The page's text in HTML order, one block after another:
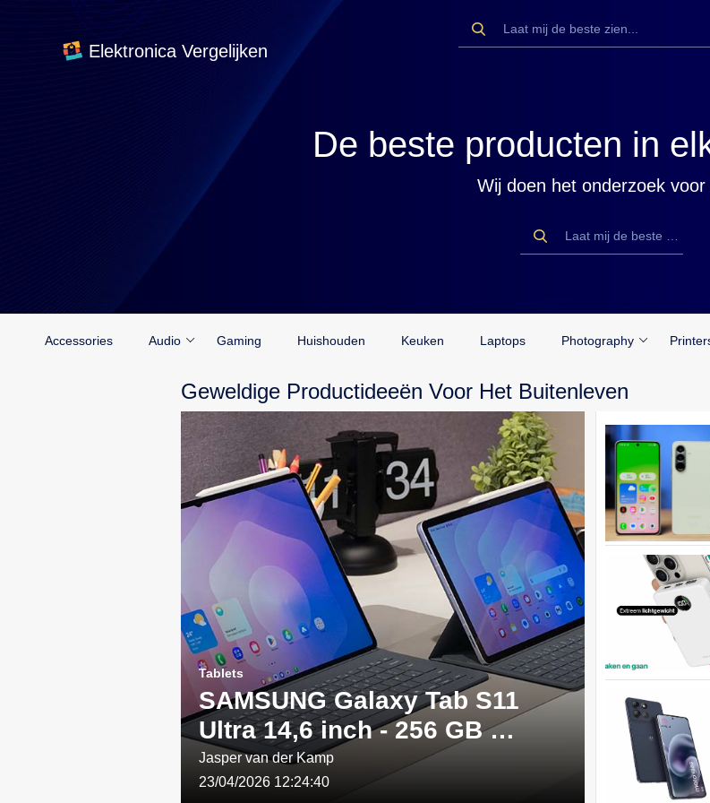
Elektronica Vergelijken
De beste producten in
Wij doen het onderzoek voor
Accessories Audio Gaming Huishouden Keuken Laptops Photography
Geweldige Productideeën Voor Het Buitenleven
Tablets
SAMSUNG Galaxy Tab S11
Ultra 14,6 inch - 256 GB -
WIFI - Grijs: Een perfecte
combinatie van
Jasper van der Kamp
23/04/2026 12:24:40